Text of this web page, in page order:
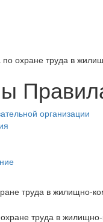
охране труда в
организации
труда в жилищно-